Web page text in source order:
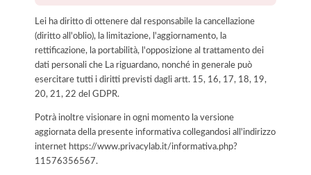
Lei ha diritto di ottenere dal responsabile la cancellazione
(diritto all'oblio), la limitazione, l'aggiornamento, la
rettificazione, la portabilità, l'opposizione al trattamento dei
dati personali che La riguardano, nonché in generale può
esercitare tutti i diritti previsti dagli artt. 15, 16, 17, 18, 19,
20, 21, 22 del GDPR.
Potrà inoltre visionare in ogni momento la versione
aggiornata della presente informativa collegandosi all'indirizzo
internet https://www.privacylab.it/informativa.php?
11576356567.